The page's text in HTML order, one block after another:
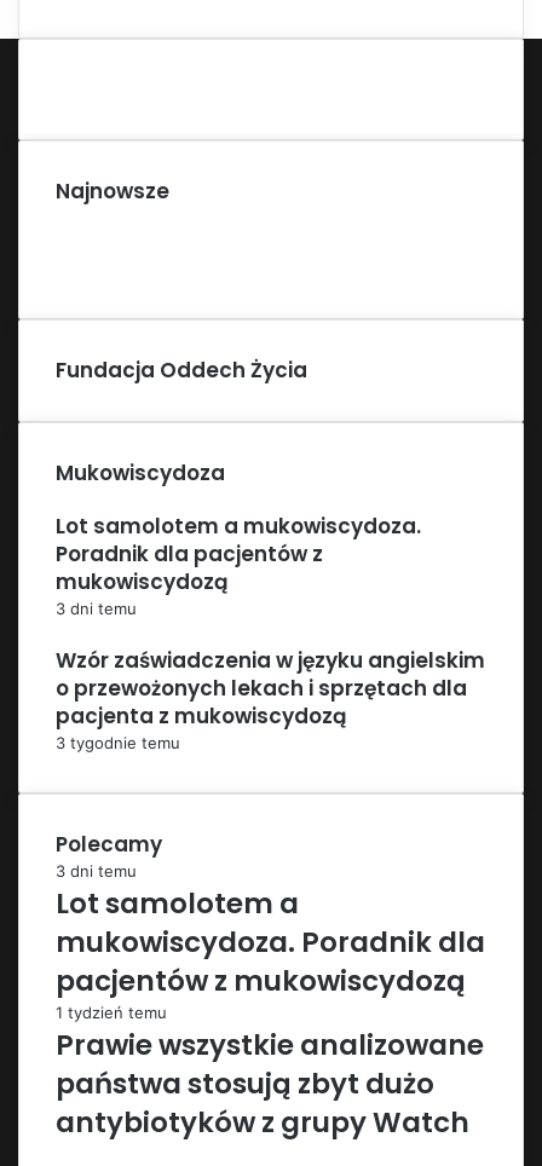
Najnowsze
Fundacja Oddech Życia
Mukowiscydoza
Lot samolotem a mukowiscydoza.
Poradnik dla pacjentów z
mukowiscydozą
3 dni temu
Wzór zaświadczenia w języku angielskim
o przewożonych lekach i sprzętach dla
pacjenta z mukowiscydozą
3 tygodnie temu
Polecamy
3 dni temu
Lot samolotem a
mukowiscydoza. Poradnik dla
pacjentów z mukowiscydozą
1 tydzień temu
Prawie wszystkie analizowane
państwa stosują zbyt dużo
antybiotyków z grupy Watch